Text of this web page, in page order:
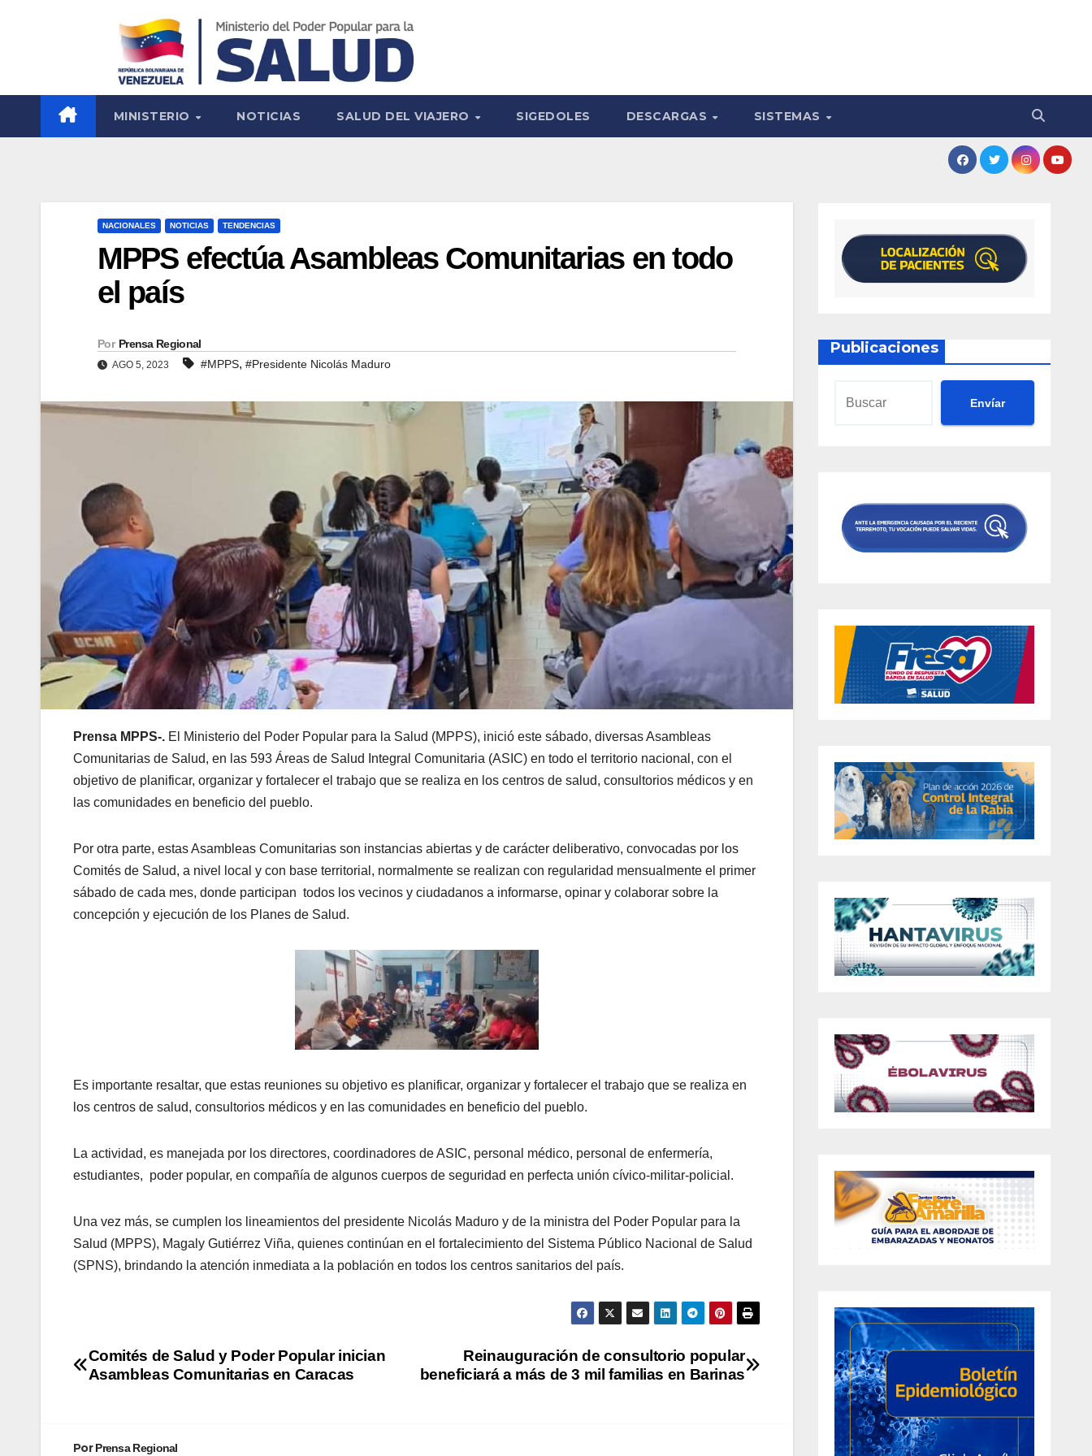
MINISTERIO NOTICIAS SALUD DEL VIAJERO SIGEDOLES DESCARGAS SISTEMAS
NACIONALES NOTICIAS TENDENCIAS
MPPS efectúa Asambleas Comunitarias en todo
el país
Por Prensa Regional
AGO 5, 2023 #MPPS, #Presidente Nicolás Maduro
Prensa MPPS-. El Ministerio del Poder Popular para la Salud (MPPS), inició este sábado, diversas Asambleas
Comunitarias de Salud, en las 593 Áreas de Salud Integral Comunitaria (ASIC) en todo el territorio nacional, con el
objetivo de planificar, organizar y fortalecer el trabajo que se realiza en los centros de salud, consultorios médicos y en
las comunidades en beneficio del pueblo.
Por otra parte, estas Asambleas Comunitarias son instancias abiertas y de carácter deliberativo, convocadas por los
Comités de Salud, a nivel local y con base territorial, normalmente se realizan con regularidad mensualmente el primer
sábado de cada mes, donde participan todos los vecinos y ciudadanos a informarse, opinar y colaborar sobre la
concepción y ejecución de los Planes de Salud.
Es importante resaltar, que estas reuniones su objetivo es planificar, organizar y fortalecer el trabajo que se realiza en
los centros de salud, consultorios médicos y en las comunidades en beneficio del pueblo.
La actividad, es manejada por los directores, coordinadores de ASIC, personal médico, personal de enfermería,
estudiantes, poder popular, en compañía de algunos cuerpos de seguridad en perfecta unión cívico-militar-policial.
Una vez más, se cumplen los lineamientos del presidente Nicolás Maduro y de la ministra del Poder Popular para la
Salud (MPPS), Magaly Gutiérrez Viña, quienes continúan en el fortalecimiento del Sistema Público Nacional de Salud
(SPNS), brindando la atención inmediata a la población en todos los centros sanitarios del país.
Reinauguración de consultorio popular
beneficiará a más de 3 mil familias en Barinas
Comités de Salud y Poder Popular inician
Asambleas Comunitarias en Caracas
PorPrensa Regional
Publicaciones
Envíar